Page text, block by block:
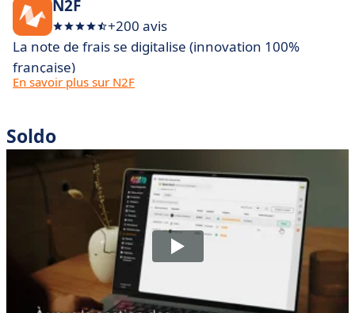
N2F
+200 avis
La note de frais se digitalise (innovation 100%
française)
En savoir plus sur N2F
Soldo